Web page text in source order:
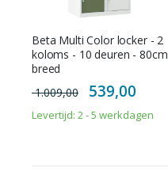
Beta Multi Color locker - 2
koloms - 10 deuren - 80cm
breed
1.009,00
Special
Price
539,00
Levertijd: 2 - 5 werkdagen